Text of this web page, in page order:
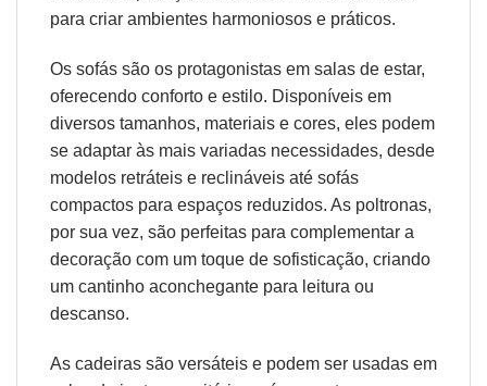
para criar ambientes harmoniosos e práticos.
Os sofás são os protagonistas em salas de estar,
oferecendo conforto e estilo. Disponíveis em
diversos tamanhos, materiais e cores, eles podem
se adaptar às mais variadas necessidades, desde
modelos retráteis e reclináveis até sofás
compactos para espaços reduzidos. As poltronas,
por sua vez, são perfeitas para complementar a
decoração com um toque de sofisticação, criando
um cantinho aconchegante para leitura ou
descanso.
As cadeiras são versáteis e podem ser usadas em